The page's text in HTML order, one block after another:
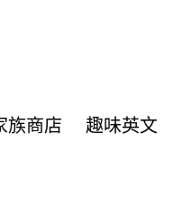
族商店 趣味英文